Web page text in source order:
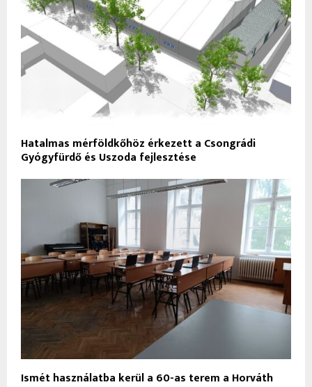
Hatalmas mérföldkőhöz érkezett a Csongrádi
Gyógyfürdő és Uszoda fejlesztése
Ismét használatba kerül a 60-as terem a Horváth